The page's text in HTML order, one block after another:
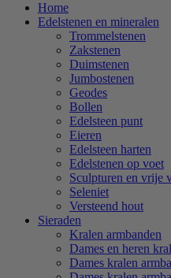
Home
Edelstenen en mineralen
Trommelstenen
Zakstenen
Duimstenen
Jumbostenen
Geodes
Bollen
Edelsteen punt
Eieren
Edelsteen harten
Edelstenen op voet
Sculpturen en vrije
Seleniet
Versteend hout
Sieraden
Kralen armbanden
Dames en heren
Dames kralen